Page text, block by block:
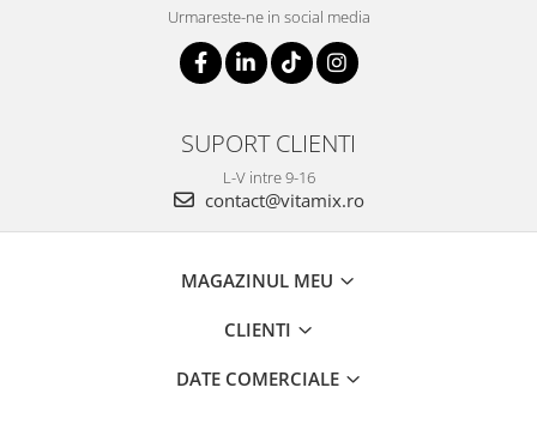
Urmareste-ne in social media
SUPORT CLIENTI
L-V intre 9-16
contact@vitamix.ro
MAGAZINUL MEU
CLIENTI
DATE COMERCIALE